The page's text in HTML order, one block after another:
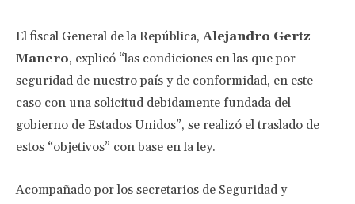
El fiscal General de la República, Alejandro Gertz
Manero, explicó “las condiciones en las que por
seguridad de nuestro país y de conformidad, en este
caso con una solicitud debidamente fundada del
gobierno de Estados Unidos”, se realizó el traslado de
estos “objetivos” con base en la ley.
Acompañado por los secretarios de Seguridad y